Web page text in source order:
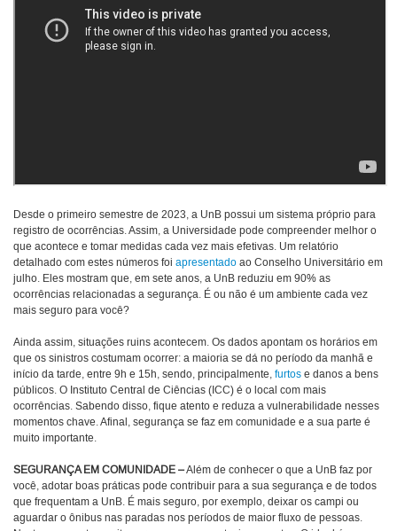
Desde o primeiro semestre de 2023, a UnB possui um sistema próprio para
registro de ocorrências. Assim, a Universidade pode compreender melhor o
que acontece e tomar medidas cada vez mais efetivas. Um relatório
detalhado com estes números foi apresentado ao Conselho Universitário em
julho. Eles mostram que, em sete anos, a UnB reduziu em 90% as
ocorrências relacionadas a segurança. É ou não é um ambiente cada vez
mais seguro para você?
Ainda assim, situações ruins acontecem. Os dados apontam os horários em
que os sinistros costumam ocorrer: a maioria se dá no período da manhã e
início da tarde, entre 9h e 15h, sendo, principalmente, furtos e danos a bens
públicos. O Instituto Central de Ciências (ICC) é o local com mais
ocorrências. Sabendo disso, fique atento e reduza a vulnerabilidade nesses
momentos chave. Afinal, segurança se faz em comunidade e a sua parte é
muito importante.
SEGURANÇA EM COMUNIDADE –Além de conhecer o que a UnB faz por
você, adotar boas práticas pode contribuir para a sua segurança e de todos
que frequentam a UnB. É mais seguro, por exemplo, deixar os campi ou
aguardar o ônibus nas paradas nos períodos de maior fluxo de pessoas.